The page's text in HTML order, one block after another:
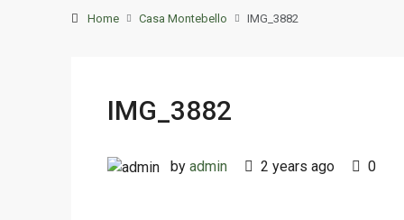
Home Casa Montebello IMG_3882
IMG_3882
by admin 2 years ago 0